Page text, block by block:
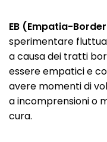
EB (Empatia-
sperimentare
a causa dei tratti
essere empatici e
avere momenti di
a incomprensioni o
cura.